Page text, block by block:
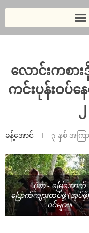
လောင်းကစ
ကင်းပုန်းဝပ်
ခန့်အောင် ၃ နှစ် အကြ
ပုံစာ - မြေအောက်
ပြောက်ကျားတပ်ဖွဲ့ (အုပ်
ဝင်များ။